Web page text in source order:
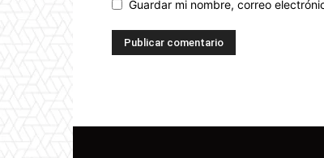
Guardar mi nombre, correo